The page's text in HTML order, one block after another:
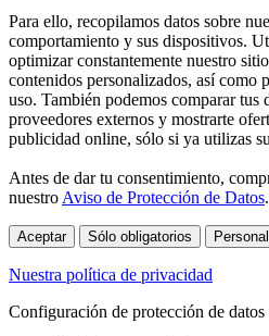
Para ello, recopilamos datos sobre
comportamiento y sus dispositivos.
optimizar constantemente nuestro
contenidos personalizados, así como
uso. También podemos comparar tus
proveedores externos y mostrarte
publicidad online, sólo si ya utilizas
Antes de dar tu consentimiento,
nuestro Aviso de Protección de Datos.
Aceptar Sólo obligatorios
Nuestra política de privacidad
Configuración de protección de datos